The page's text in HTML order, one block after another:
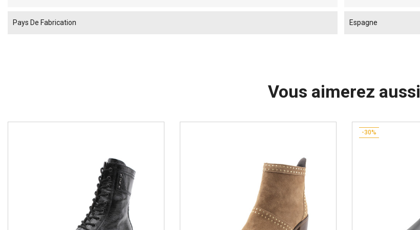
Pays De Fabrication Espagne
Vous aimerez aussi
-30%